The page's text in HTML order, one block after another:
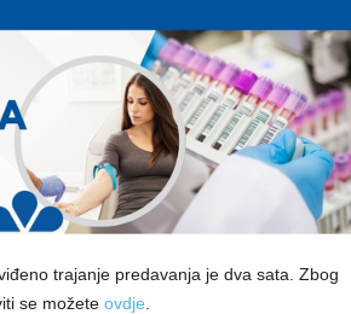
trajanje predavanja je dva sata. Zbog
se možete ovdje